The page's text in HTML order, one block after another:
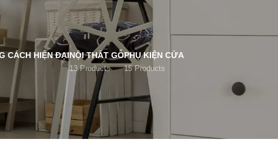
CÁCH HIỆN ĐẠINỘI THẤT GỖ
13 Products
PHỤ KIỆN CỬA
15 Products